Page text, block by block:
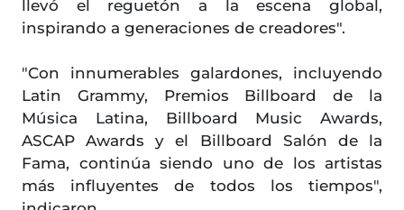
llevó el reguetón a la escena global,
inspirando a generaciones de creadores".
"Con innumerables galardones, incluyendo
Latin Grammy, Premios Billboard de la
Música Latina, Billboard Music Awards,
ASCAP Awards y el Billboard Salón de la
Fama, continúa siendo uno de los artistas
más influyentes de todos los tiempos",